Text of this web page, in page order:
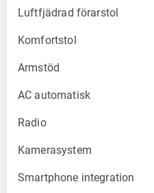
Luftfjädrad förarstol
Komfortstol
Armstöd
AC automatisk
Radio
Kamerasystem
Smartphone integration